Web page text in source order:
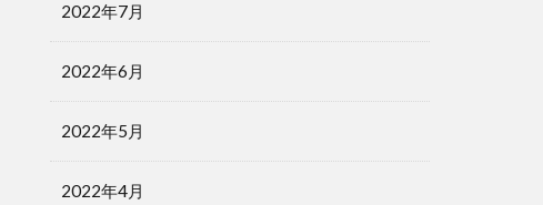
2022年7月
2022年6月
2022年5月
2022年4月